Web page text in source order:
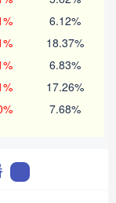
6.12%
18.37%
6.83%
17.26%
7.68%